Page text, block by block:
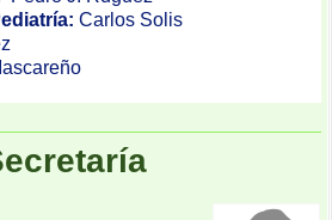
Carlos Solis